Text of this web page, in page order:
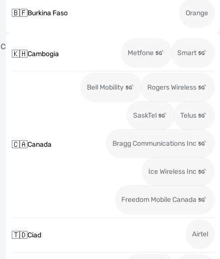
🇧🇫Burkina Faso Orange
C
🇰🇭Cambogia Metfone Smart
🇨🇦Canada
Bell Mobility Rogers Wireless
SaskTel Telus
Bragg Communications Inc
Ice Wireless Inc
Freedom Mobile Canada
🇹🇩Ciad Airtel